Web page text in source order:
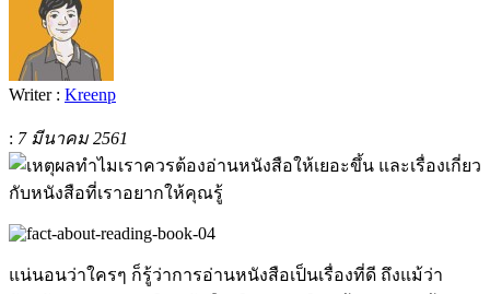
Writer : Kreenp
: 7 มีนาคม 2561
แน่นอนว่าใครๆ ก็รู้ว่าการอ่านหนังสือเป็นเรื่องที่ดี ถึงแม้ว่า